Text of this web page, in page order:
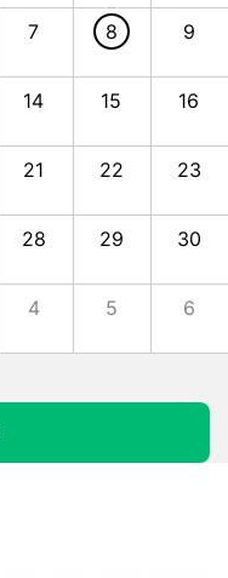
7 8 9
14 15 16
21 22 23
28 29 30
4 5 6